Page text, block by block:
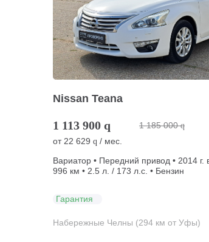
Nissan Teana
1 113 900 q 1 185 000 q
от 22 629 q / мес.
Вариатор • Передний привод • 2014 г.
996 км • 2.5 л. / 173 л.с. • Бензин
Гарантия
Набережные Челны (294 км от Уфы)